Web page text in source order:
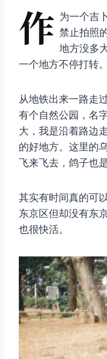
作 为一个吉
禁止拍照
地方没多
一个地方不停打转。
从地铁出来一路走
有个自然公园，名
大，我是沿着路边
的好地方。这里的
飞来飞去，鸽子也
其实有时间真的可
东京区但却没有东
也很快活。